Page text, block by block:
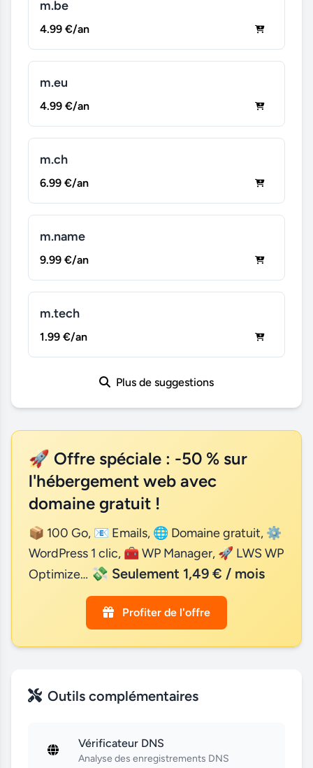
m.be
4.99 €/an
m.eu
4.99 €/an
m.ch
6.99 €/an
m.name
9.99 €/an
m.tech
1.99 €/an
Plus de suggestions
🚀 Offre spéciale : -50 % sur
l'hébergement web avec
domaine gratuit !
📦 100 Go, 📧 Emails, 🌐 Domaine gratuit, ⚙
WordPress 1 clic, 🧰 WP Manager, 🚀 LWS WP
Optimize… 💸 Seulement 1,49 € / mois
Profiter de l'offre
Outils complémentaires
Vérificateur DNS
Analyse des enregistrements DNS